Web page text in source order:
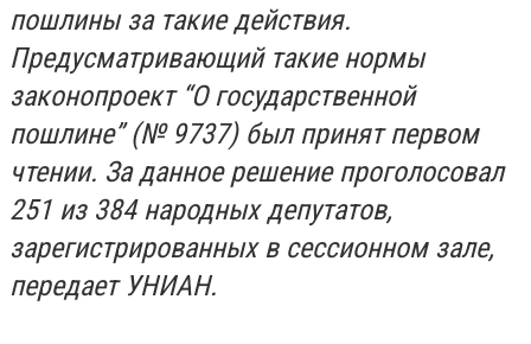
пошлины за такие действия.
Предусматривающий такие нормы
законопроект “О государственной
пошлине” (№ 9737) был принят первом
чтении. За данное решение проголосовал
251 из 384 народных депутатов,
зарегистрированных в сессионном зале,
передает УНИАН.